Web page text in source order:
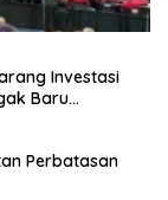
Investasi
Baru
Perbatasan